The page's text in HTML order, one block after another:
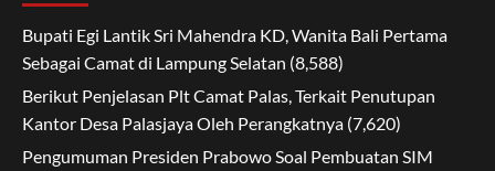
Bupati Egi Lantik Sri Mahendra KD, Wanita Bali Pertama
Sebagai Camat di Lampung Selatan (8,588)
Berikut Penjelasan Plt Camat Palas, Terkait Penutupan
Kantor Desa Palasjaya Oleh Perangkatnya (7,620)
Pengumuman Presiden Prabowo Soal Pembuatan SIM